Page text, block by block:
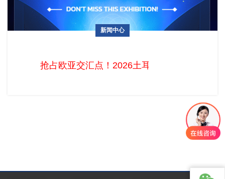
新闻中心
抢占欧亚交汇点！2026土耳其移动通讯暨消